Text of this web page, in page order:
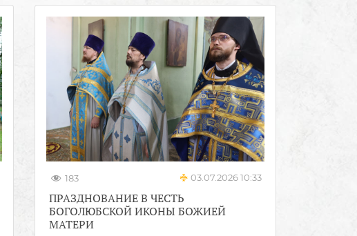
183 03.07.2026 10:33
ПРАЗДНОВАНИЕ В ЧЕСТЬ
БОГОЛЮБСКОЙ ИКОНЫ БОЖИЕЙ
МАТЕРИ